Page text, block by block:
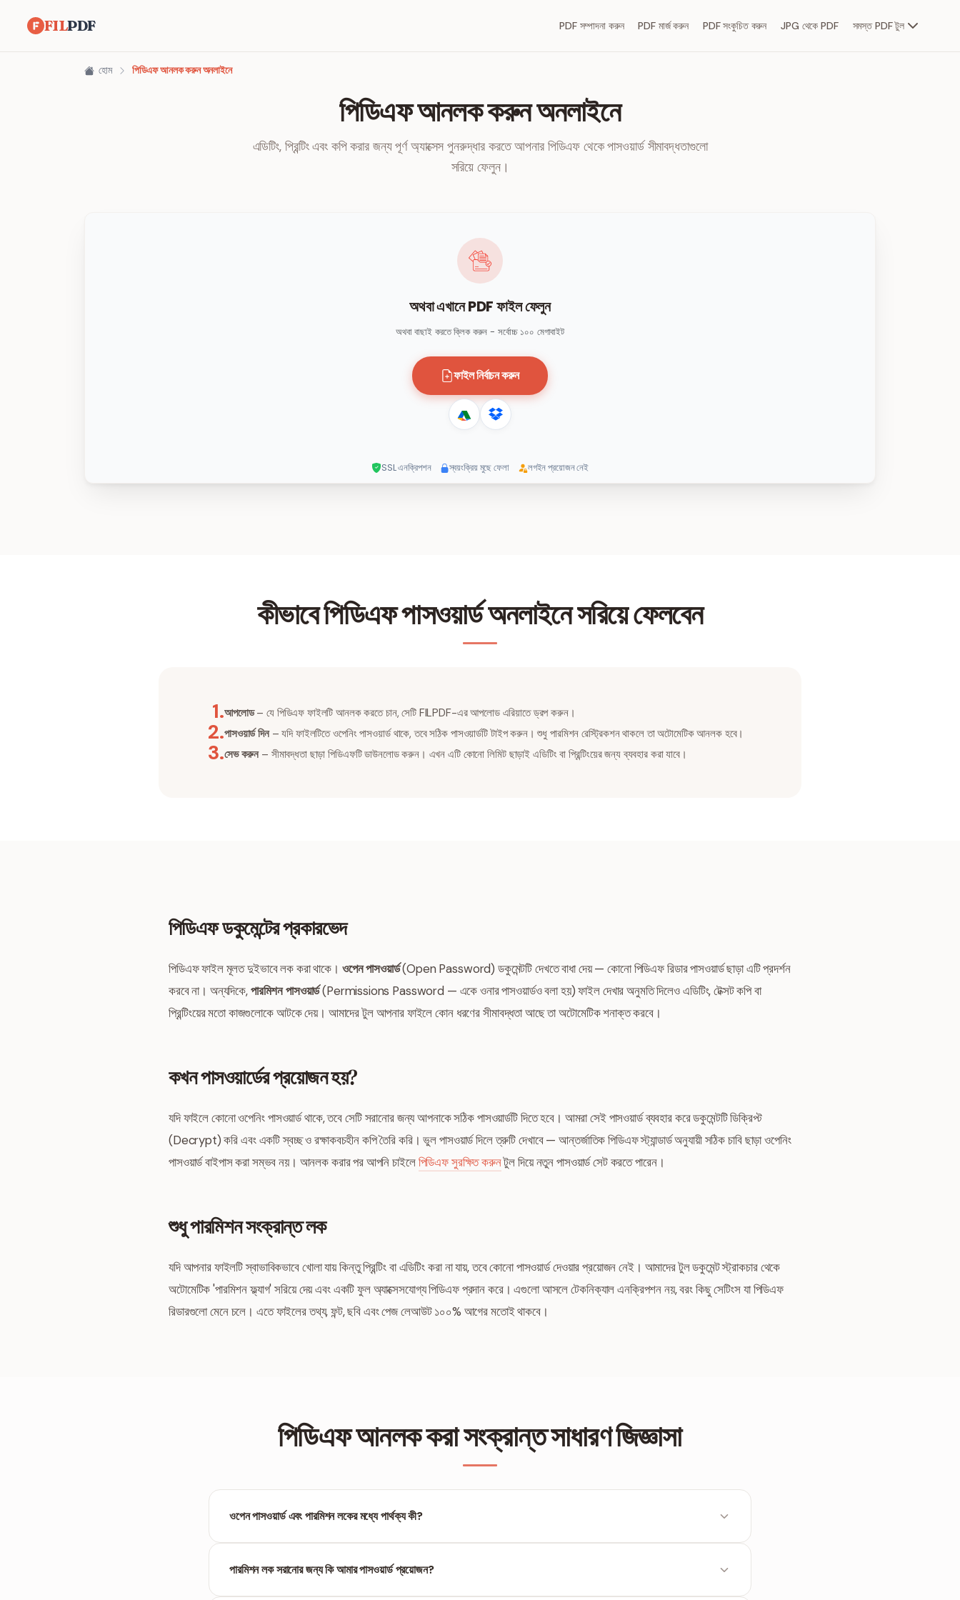
FILPDF PDF সম্পাদনা করুন PDF মার্জ করুন PDF সংকুচিত করুন JPG থেকে PDF সমস্ত PDF টুল
হোম পিডিএফ আনলক করুন অনলাইনে
পিডিএফ আনলক করুন অনলাইনে
এডিটিং, প্রিন্টিং এবং কপি করার জন্য পূর্ণ অ্যাক্সেস পুনরুদ্ধার করতে আপনার পিডিএফ থেকে পাসওয়ার্ড সীমাবদ্ধতাগুলো
সরিয়ে ফেলুন।
অথবা এখানে PDF ফাইল ফেলুন
অথবা বাছাই করতে ক্লিক করুন - সর্বোচ্চ ১০০ মেগাবাইট
ফাইল নির্বাচন করুন
SSL এনক্রিপশন স্বয়ংক্রিয় মুছে ফেলা লগইন প্রয়োজন নেই
কীভাবে পিডিএফ পাসওয়ার্ড অনলাইনে সরিয়ে ফেলবেন
1.আপলোড– যে পিডিএফ ফাইলটি আনলক করতে চান, সেটি FILPDF-এর আপলোড এরিয়াতে ড্রপ করুন।
2.পাসওয়ার্ড দিন– যদি ফাইলটিতে ওপেনিং পাসওয়ার্ড থাকে, তবে সঠিক পাসওয়ার্ডটি টাইপ করুন। শুধু পারমিশন রেস্ট্রিকশন থাকলে তা অটোমেটিক আনলক হবে।
3.সেভ করুন– সীমাবদ্ধতা ছাড়া পিডিএফটি ডাউনলোড করুন। এখন এটি কোনো লিমিট ছাড়াই এডিটিং বা প্রিন্টিংয়ের জন্য ব্যবহার করা যাবে।
পিডিএফ ডকুমেন্টের প্রকারভেদ
পিডিএফ ফাইল মূলত দুইভাবে লক করা থাকে। ওপেন পাসওয়ার্ড(Open Password) ডকুমেন্টটি দেখতে বাধা দেয় — কোনো পিডিএফ রিডার পাসওয়ার্ড ছাড়া এটি প্রদর্শন
করবে না। অন্যদিকে,পারমিশন পাসওয়ার্ড(Permissions Password — একে ওনার পাসওয়ার্ডও বলা হয়) ফাইল দেখার অনুমতি দিলেও এডিটিং, টেক্সট কপি বা
প্রিন্টিংয়ের মতো কাজগুলোকে আটকে দেয়। আমাদের টুল আপনার ফাইলে কোন ধরণের সীমাবদ্ধতা আছে তা অটোমেটিক শনাক্ত করবে।
কখন পাসওয়ার্ডের প্রয়োজন হয়?
যদি ফাইলে কোনো ওপেনিং পাসওয়ার্ড থাকে, তবে সেটি সরানোর জন্য আপনাকে সঠিক পাসওয়ার্ডটি দিতে হবে। আমরা সেই পাসওয়ার্ড ব্যবহার করে ডকুমেন্টটি ডিক্রিপ্ট
(Decrypt) করি এবং একটি স্বচ্ছ ও রক্ষাকবচহীন কপি তৈরি করি। ভুল পাসওয়ার্ড দিলে ত্রুটি দেখাবে — আন্তর্জাতিক পিডিএফ স্ট্যান্ডার্ড অনুযায়ী সঠিক চাবি ছাড়া ওপেনিং
পাসওয়ার্ড বাইপাস করা সম্ভব নয়। আনলক করার পর আপনি চাইলেপিডিএফ সুরক্ষিত করুনটুল দিয়ে নতুন পাসওয়ার্ড সেট করতে পারেন।
শুধু পারমিশন সংক্রান্ত লক
যদি আপনার ফাইলটি স্বাভাবিকভাবে খোলা যায় কিন্তু প্রিন্টিং বা এডিটিং করা না যায়, তবে কোনো পাসওয়ার্ড দেওয়ার প্রয়োজন নেই। আমাদের টুল ডকুমেন্ট স্ট্রাকচার থেকে
অটোমেটিক 'পারমিশন ফ্ল্যাগ' সরিয়ে দেয় এবং একটি ফুল অ্যাক্সেসযোগ্য পিডিএফ প্রদান করে। এগুলো আসলে টেকনিক্যাল এনক্রিপশন নয়, বরং কিছু সেটিংস যা পিডিএফ
রিডারগুলো মেনে চলে। এতে ফাইলের তথ্য, ফন্ট, ছবি এবং পেজ লেআউট ১০০% আগের মতোই থাকবে।
পিডিএফ আনলক করা সংক্রান্ত সাধারণ জিজ্ঞাসা
ওপেন পাসওয়ার্ড এবং পারমিশন লকের মধ্যে পার্থক্য কী?
পদ্ধতিই হ্যান্ডেল করে।
পারমিশন লক সরানোর জন্য কি আমার পাসওয়ার্ড প্রয়োজন?